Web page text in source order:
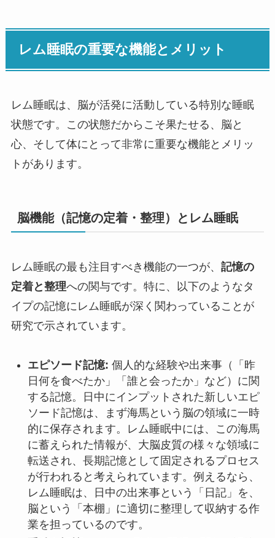
レム睡眠の重要な機能とメリット
レム睡眠は、脳が活発に活動している特別な睡眠
状態です。この状態だからこそ果たせる、脳と
心、そして体にとって非常に重要な機能とメリッ
トがあります。
脳機能（記憶の定着・整理）とレム睡眠
レム睡眠の最も注目すべき機能の一つが、 記憶の
定着と整理への関与です。特に、以下のようなタ
イプの記憶にレム睡眠が深く関わっていることが
研究で示されています。
エピソード記憶: 個人的な経験や出来事（「昨
日何を食べたか」「誰と会ったか」など）に関
する記憶。日中にインプットされた新しいエピ
ソード記憶は、まず海馬という脳の領域に一時
的に保存されます。レム睡眠中には、この海馬
に蓄えられた情報が、大脳皮質の様々な領域に
転送され、長期記憶として固定されるプロセス
が行われると考えられています。例えるなら、
レム睡眠は、日中の出来事という「日記」を、
脳という「本棚」に適切に整理して収納する作
業を担っているのです。